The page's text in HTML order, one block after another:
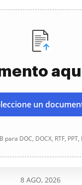
un
DOC, DOCX, RTF, PPT,
8 AGO, 2026